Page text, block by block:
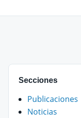
Secciones
Publicaciones
Noticias